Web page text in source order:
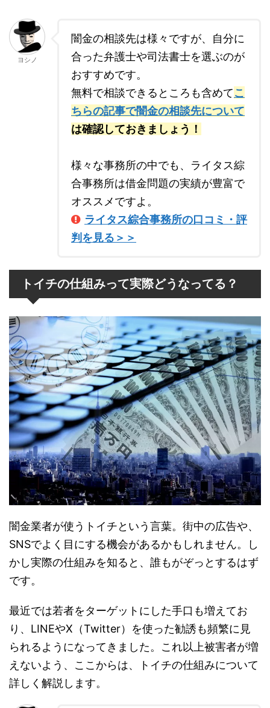
ヨシノ
闇金の相談先は様々ですが、自分に
合った弁護士や司法書士を選ぶのが
おすすめです。
無料で相談できるところも含めてこ
ちらの記事で闇金の相談先について
は確認しておきましょう！
様々な事務所の中でも、ライタス綜
合事務所は借金問題の実績が豊富で
オススメですよ。
ライタス綜合事務所の口コミ・評
判を見る＞＞
トイチの仕組みって実際どうなってる？
闇金業者が使うトイチという言葉。街中の広告や、
SNSでよく目にする機会があるかもしれません。し
かし実際の仕組みを知ると、誰もがぞっとするはず
です。
最近では若者をターゲットにした手口も増えてお
り、LINEやX（Twitter）を使った勧誘も頻繁に見
られるようになってきました。これ以上被害者が増
えないよう、ここからは、トイチの仕組みについて
詳しく解説します。